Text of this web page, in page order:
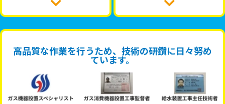
高品質な作業を行うため、技術の研鑽に日々努め
ています。